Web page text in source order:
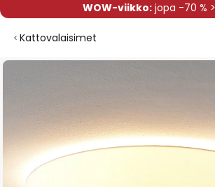
WOW-viikko:jopa -70 % >
Kattovalaisimet
Skip
end
of
the
images